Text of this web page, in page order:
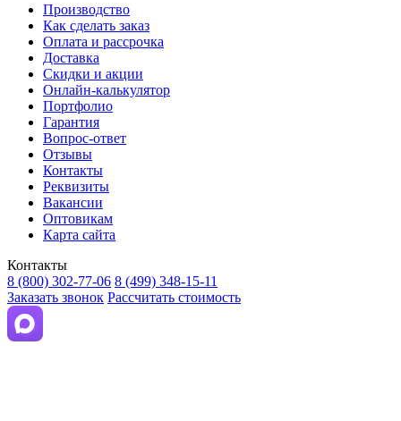
Производство
Как сделать заказ
Оплата и рассрочка
Доставка
Скидки и акции
Онлайн-калькулятор
Портфолио
Гарантия
Вопрос-ответ
Отзывы
Контакты
Реквизиты
Вакансии
Оптовикам
Карта сайта
Контакты
8 (800) 302-77-06 8 (499) 348-15-11
Заказать звонок Рассчитать стоимость